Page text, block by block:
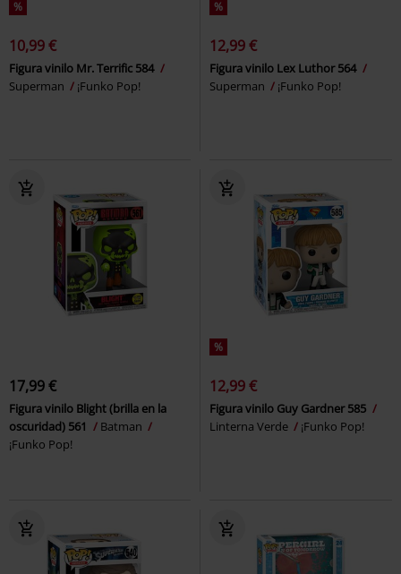
%
10,99 €
Figura vinilo Mr. Terrific 584
Superman
¡Funko Pop!
%
12,99 €
Figura vinilo Lex Luthor 564
Superman
¡Funko Pop!
17,99 €
Figura vinilo Blight (brilla en la
oscuridad) 561
Batman
¡Funko Pop!
%
12,99 €
Figura vinilo Guy Gardner 585
Linterna Verde
¡Funko Pop!